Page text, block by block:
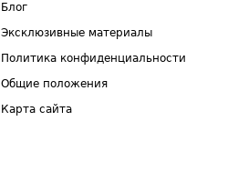
Блог
Эксклюзивные материалы
Политика конфиденциальности
Общие положения
Карта сайта